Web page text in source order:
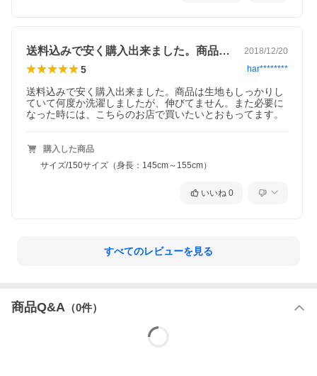
送料込みで安く購入出来ました。商品は生… 2018/12/20
5 har********
送料込みで安く購入出来ました。商品は生地もしっかりし
ていて何度か洗濯しましたが、伸びてません。また必要に
なった時には、こちらのお店で買いたいとおもってます。
購入した商品
サイズ/150サイズ（身長：145cm～155cm）
いいね 0
すべてのレビューを見る
商品Q&A （0件）